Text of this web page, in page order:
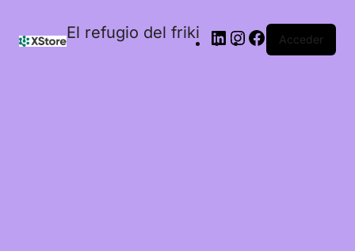
El refugio del friki Acceder